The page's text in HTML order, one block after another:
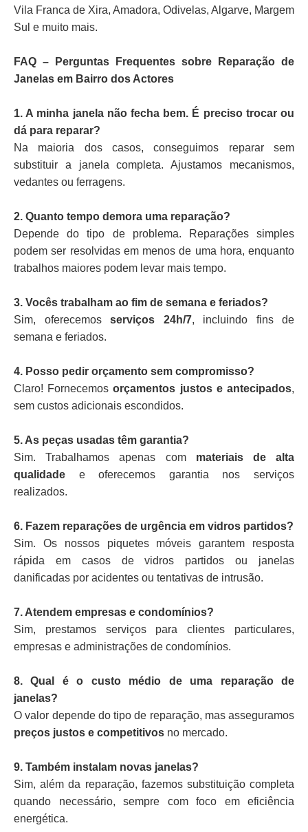
Vila Franca de Xira, Amadora, Odivelas, Algarve, Margem
Sul e muito mais.
FAQ – Perguntas Frequentes sobre Reparação de
Janelas em Bairro dos Actores
1. A minha janela não fecha bem. É preciso trocar ou
dá para reparar?
Na maioria dos casos, conseguimos reparar sem
substituir a janela completa. Ajustamos mecanismos,
vedantes ou ferragens.
2. Quanto tempo demora uma reparação?
Depende do tipo de problema. Reparações simples
podem ser resolvidas em menos de uma hora, enquanto
trabalhos maiores podem levar mais tempo.
3. Vocês trabalham ao fim de semana e feriados?
Sim, oferecemos serviços 24h/7, incluindo fins de
semana e feriados.
4. Posso pedir orçamento sem compromisso?
Claro! Fornecemosorçamentos justos e antecipados,
sem custos adicionais escondidos.
5. As peças usadas têm garantia?
Sim. Trabalhamos apenas com materiais de alta
qualidade e oferecemos garantia nos serviços
realizados.
6. Fazem reparações de urgência em vidros partidos?
Sim. Os nossos piquetes móveis garantem resposta
rápida em casos de vidros partidos ou janelas
danificadas por acidentes ou tentativas de intrusão.
7. Atendem empresas e condomínios?
Sim, prestamos serviços para clientes particulares,
empresas e administrações de condomínios.
8. Qual é o custo médio de uma reparação de
janelas?
O valor depende do tipo de reparação, mas asseguramos
preços justos e competitivos no mercado.
9. Também instalam novas janelas?
Sim, além da reparação, fazemos substituição completa
quando necessário, sempre com foco em eficiência
energética.